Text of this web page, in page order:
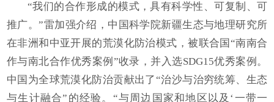
“我们的合作形成的模式，具有科学性、可复制、可
推广。”雷加强介绍，中国科学院新疆生态与地理研究所
在非洲和中亚开展的荒漠化防治模式，被联合国“南南合
作与南北合作优秀案例”收录，并入选SDG15优秀案例。
中国为全球荒漠化防治贡献出了“治沙与治穷统筹、生态
与生计融合”的经验。“与周边国家和地区以及‘一带一